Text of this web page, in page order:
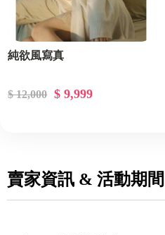
純欲風寫真
$ 12,000 $ 9,999
賣家資訊 & 活動期間